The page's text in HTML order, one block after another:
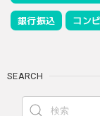
銀行振込 コン
SEARCH